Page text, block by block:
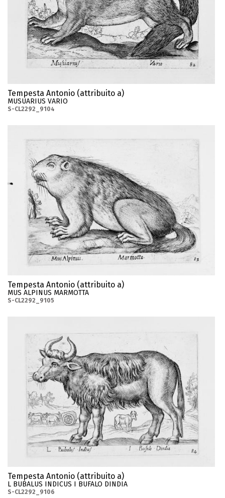
Tempesta Antonio (attribuito a)
MUSUARIUS VARIO
S-CL2292_9104
Tempesta Antonio (attribuito a)
MUS ALPINUS MARMOTTA
S-CL2292_9105
Tempesta Antonio (attribuito a)
L BUBALUS INDICUS I BUFALO DINDIA
S-CL2292_9106